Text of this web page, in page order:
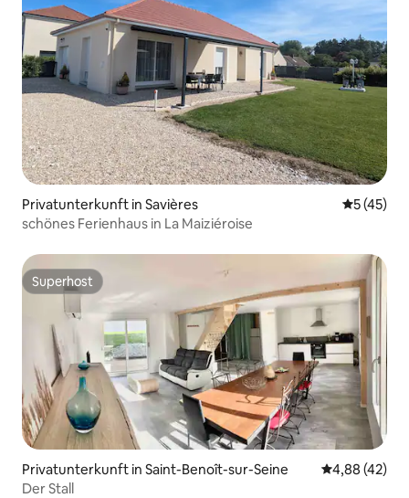
Privatunterkunft in Savières
5 (45)
schönes Ferienhaus in La Maiziéroise
Superhost
Superhost
Privatunterkunft in Saint-Benoît-sur-Seine
4,88 (42)
Der Stall